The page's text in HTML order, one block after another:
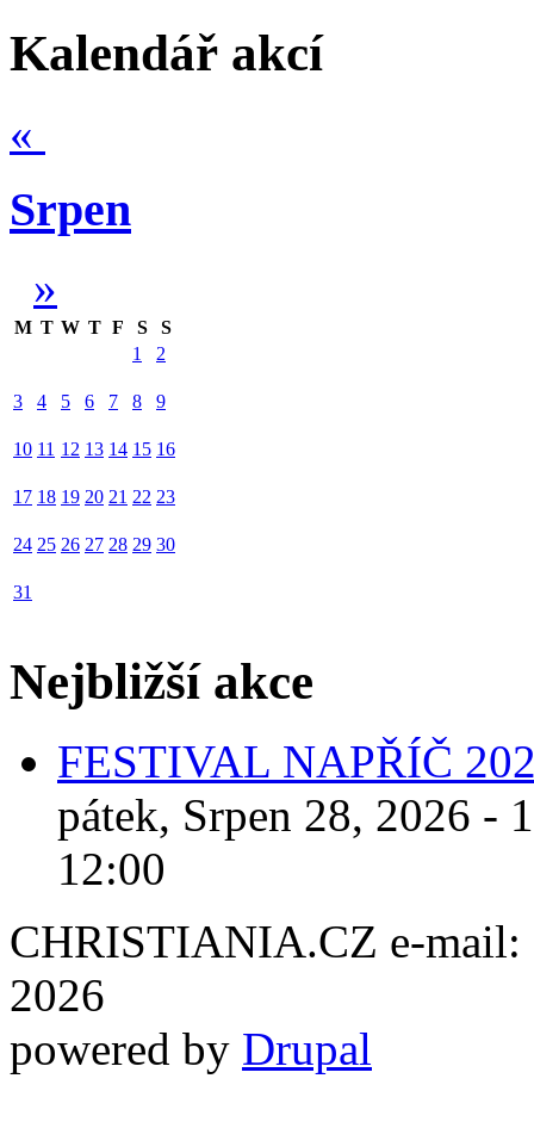
Kalendář akcí
«
Srpen
»
M T W T F S
S
1
2
3 4 5 6 7 8 9
10 11 12 13 14 15 16
17 18 19 20 21 22 23
24 25 26 27 28 29 30
31
Nejbližší akce
FESTIVAL NAPŘÍČ
pátek, Srpen 28, 2026 -
12:00
CHRISTIANIA.CZ e-mail:
2026
powered by Drupal